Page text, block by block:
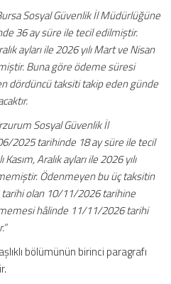
Sosyal Güvenlik İl Müdürlüğüne
36 ay süre ile tecil edilmiştir.
ayları ile 2026 yılı Mart ve Nisan
Buna göre ödeme süresi
dördüncü taksiti takip eden günde
Sosyal Güvenlik İl
2025 tarihinde 18 ay süre ile tecil
Aralık ayları ile 2026 yılı
Ödenmeyen bu üç taksitin
tarihi olan 10/11/2026 tarihine
hâlinde 11/11/2026 tarihi
bölümünün birinci paragrafı